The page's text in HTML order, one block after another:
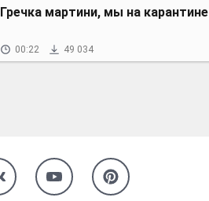
Гречка мартини, мы на карантине
00:22 49 034